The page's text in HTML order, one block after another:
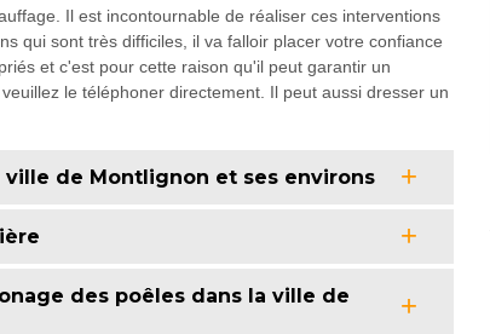
Il est incontournable de réaliser ces interventions
qui sont très difficiles, il va falloir placer votre confiance
et c'est pour cette raison qu'il peut garantir un
le téléphoner directement. Il peut aussi dresser un
de Montlignon et ses environs
des poêles dans la ville de